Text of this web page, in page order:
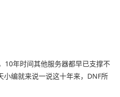
10年时间其他服务器都早已支撑不
编就来说一说这十年来，DNF所